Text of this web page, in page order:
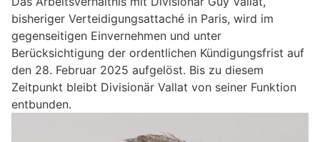
bisheriger Verteidigungsattaché in Paris, wird im
gegenseitigen Einvernehmen und unter
Berücksichtigung der ordentlichen Kündigungsfrist auf
den 28. Februar 2025 aufgelöst. Bis zu diesem
Zeitpunkt bleibt Divisionär Vallat von seiner Funktion
entbunden.